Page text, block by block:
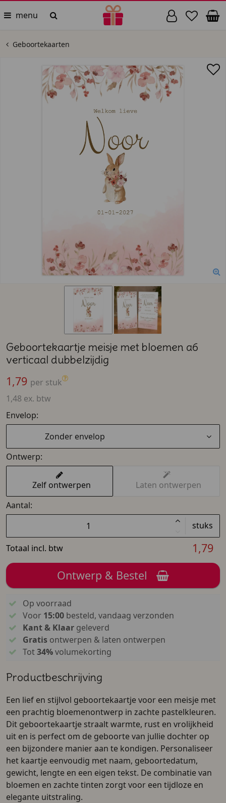
menu
Geboortekaarten
Geboortekaartje meisje met bloemen a6
verticaal dubbelzijdig
1,79 per stuk
1,48 ex. btw
Envelop:
Zonder envelop
Ontwerp:
Zelf ontwerpen
Laten ontwerpen
Aantal:
stuks
Totaal incl. btw
1,79
Ontwerp & Bestel
Op voorraad
Voor 15:00besteld, vandaag verzonden
Kant & Klaargeleverd
Gratisontwerpen & laten ontwerpen
Tot34%volumekorting
Productbeschrijving
Een lief en stijlvol geboortekaartje voor een meisje met
een prachtig bloemenontwerp in zachte pastelkleuren.
Dit geboortekaartje straalt warmte, rust en vrolijkheid
uit en is perfect om de geboorte van jullie dochter op
een bijzondere manier aan te kondigen. Personaliseer
het kaartje eenvoudig met naam, geboortedatum,
gewicht, lengte en een eigen tekst. De combinatie van
bloemen en zachte tinten zorgt voor een tijdloze en
elegante uitstraling.